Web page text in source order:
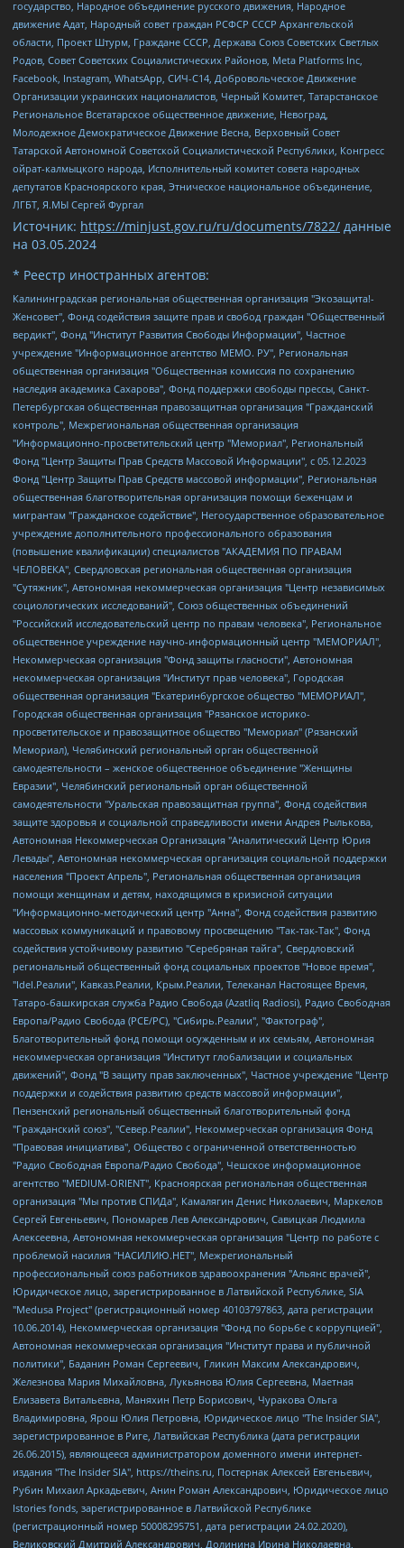
государство, Народное объединение русского движения, Народное
движение Адат, Народный совет граждан РСФСР СССР Архангельской
области, Проект Штурм, Граждане СССР, Держава Союз Советских Светлых
Родов, Совет Советских Социалистических Районов, Meta Platforms Inc,
Facebook, Instagram, WhatsApp, СИЧ-С14, Добровольческое Движение
Организации украинских националистов, Черный Комитет, Татарстанское
Региональное Всетатарское общественное движение, Невоград,
Молодежное Демократическое Движение Весна, Верховный Совет
Татарской Автономной Советской Социалистической Республики, Конгресс
ойрат-калмыцкого народа, Исполнительный комитет совета народных
депутатов Красноярского края, Этническое национальное объединение,
ЛГБТ, Я.МЫ Сергей Фургал
Источник: https://minjust.gov.ru/ru/documents/7822/ данные
на 03.05.2024
* Реестр иностранных агентов:
Калининградская региональная общественная организация "Экозащита!-Женсовет", Фонд содействия защите прав и свобод граждан "Общественный вердикт", Фонд "Институт Развития Свободы Информации", Частное учреждение "Информационное агентство МЕМО. РУ", Региональная общественная организация "Общественная комиссия по сохранению наследия академика Сахарова", Фонд поддержки свободы прессы, Санкт-Петербургская общественная правозащитная организация "Гражданский контроль", Межрегиональная общественная организация "Информационно-просветительский центр "Мемориал", Региональный Фонд "Центр Защиты Прав Средств Массовой Информации", с 05.12.2023 Фонд "Центр Защиты Прав Средств массовой информации", Региональная общественная благотворительная организация помощи беженцам и мигрантам "Гражданское содействие", Негосударственное образовательное учреждение дополнительного профессионального образования (повышение квалификации) специалистов "АКАДЕМИЯ ПО ПРАВАМ ЧЕЛОВЕКА", Свердловская региональная общественная организация "Сутяжник", Автономная некоммерческая организация "Центр независимых социологических исследований", Союз общественных объединений "Российский исследовательский центр по правам человека", Региональное общественное учреждение научно-информационный центр "МЕМОРИАЛ", Некоммерческая организация "Фонд защиты гласности", Автономная некоммерческая организация "Институт прав человека", Городская общественная организация "Екатеринбургское общество "МЕМОРИАЛ", Городская общественная организация "Рязанское историко-просветительское и правозащитное общество "Мемориал" (Рязанский Мемориал), Челябинский региональный орган общественной самодеятельности – женское общественное объединение "Женщины Евразии", Челябинский региональный орган общественной самодеятельности "Уральская правозащитная группа", Фонд содействия защите здоровья и социальной справедливости имени Андрея Рылькова, Автономная Некоммерческая Организация "Аналитический Центр Юрия Левады", Автономная некоммерческая организация социальной поддержки населения "Проект Апрель", Региональная общественная организация помощи женщинам и детям, находящимся в кризисной ситуации "Информационно-методический центр "Анна", Фонд содействия развитию массовых коммуникаций и правовому просвещению "Так-так-Так", Фонд содействия устойчивому развитию "Серебряная тайга", Свердловский региональный общественный фонд социальных проектов "Новое время", "Idel.Реалии", Кавказ.Реалии, Крым.Реалии, Телеканал Настоящее Время, Татаро-башкирская служба Радио Свобода (Azatliq Radiosi), Радио Свободная Европа/Радио Свобода (PCE/PC), "Сибирь.Реалии", "Фактограф", Благотворительный фонд помощи осужденным и их семьям, Автономная некоммерческая организация "Институт глобализации и социальных движений", Фонд "В защиту прав заключенных", Частное учреждение "Центр поддержки и содействия развитию средств массовой информации", Пензенский региональный общественный благотворительный фонд "Гражданский союз", "Север.Реалии", Некоммерческая организация Фонд "Правовая инициатива", Общество с ограниченной ответственностью "Радио Свободная Европа/Радио Свобода", Чешское информационное агентство "MEDIUM-ORIENT", Красноярская региональная общественная организация "Мы против СПИДа", Камалягин Денис Николаевич, Маркелов Сергей Евгеньевич, Пономарев Лев Александрович, Савицкая Людмила Алексеевна, Автономная некоммерческая организация "Центр по работе с проблемой насилия "НАСИЛИЮ.НЕТ", Межрегиональный профессиональный союз работников здравоохранения "Альянс врачей", Юридическое лицо, зарегистрированное в Латвийской Республике, SIA "Medusa Project" (регистрационный номер 40103797863, дата регистрации 10.06.2014), Некоммерческая организация "Фонд по борьбе с коррупцией", Автономная некоммерческая организация "Институт права и публичной политики", Баданин Роман Сергеевич, Гликин Максим Александрович, Железнова Мария Михайловна, Лукьянова Юлия Сергеевна, Маетная Елизавета Витальевна, Маняхин Петр Борисович, Чуракова Ольга Владимировна, Ярош Юлия Петровна, Юридическое лицо "The Insider SIA", зарегистрированное в Риге, Латвийская Республика (дата регистрации 26.06.2015), являющееся администратором доменного имени интернет-издания "The Insider SIA", https://theins.ru, Постернак Алексей Евгеньевич, Рубин Михаил Аркадьевич, Анин Роман Александрович, Юридическое лицо Istories fonds, зарегистрированное в Латвийской Республике (регистрационный номер 50008295751, дата регистрации 24.02.2020), Великовский Дмитрий Александрович, Долинина Ирина Николаевна, Мароховская Алеся Алексеевна, Шлейнов Роман Юрьевич, Шмагун Олеся Валентиновна, Общество с ограниченной ответственностью "Альтаир 2021", Общество с ограниченной ответственностью "Вега 2021", Общество с ограниченной ответственностью "Главный редактор 2021", Общество с ограниченной ответственностью "Ромашки монолит", Важенков Артем Валерьевич, Ивановская областная общественная организация "Центр гендерных исследований", Гурман Юрий Альбертович, Медиапроект "ОВД-Инфо", Егоров Владимир Владимирович, Жилинский Владимир Александрович, Общество с ограниченной ответственностью "ЗП", Иванова София Юрьевна, Карезина Инна Павловна, Кильтау Екатерина Викторовна, Петров Алексей Викторович, Пискунов Сергей Евгеньевич, Смирнов Сергей Сергеевич, Тихонов Михаил Сергеевич, Общество с ограниченной ответственностью "ЖУРНАЛИСТ-ИНОСТРАННЫЙ АГЕНТ", Арапова Галина Юрьевна, Вольтская Татьяна Анатольевна, Американская компания "Mason G.E.S. Anonymous Foundation" (США), являющаяся владельцем интернет-издания https://mnews.world/, Компания "Stichting Bellingcat", зарегистрированная в Нидерландах (дата регистрации 11.07.2018), Захаров Андрей Вячеславович, Клепиковская Екатерина Дмитриевна, Общество с ограниченной ответственностью "МЕМО", Перл Роман Александрович, Симонов Евгений Алексеевич, Соловьева Елена Анатольевна, Сотников Даниил Владимирович, Сурначева Елизавета Дмитриевна, Автономная некоммерческая организация по защите прав человека и информированию населения "Якутия – Наше Мнение", Общество с ограниченной ответственностью "Москоу диджитал медиа", с 26.01.2023 Общество с ограниченной ответственностью "Чайка Белые сады", Ветошкина Валерия Валерьевна, Заговора Максим Александрович, Межрегиональное общественное движение "Российская ЛГБТ - сеть", Оленичев Максим Владимирович, Павлов Иван Юрьевич, Скворцова Елена Сергеевна, Общество с ограниченной ответственностью "Как бы инагент", Кочетков Игорь Викторович, Общество с ограниченной ответственностью "Честные выборы", Еланчик Олег Александрович, Общество с ограниченной ответственностью "Нобелевский призыв", Гималова Регина Эмилевна, Григорьев Андрей Валерьевич, Григорьева Алина Александровна, Ассоциация по содействию защите прав призывников, альтернативнослужащих и военнослужащих "Правозащитная группа "Гражданин.Армия.Право", Хисамова Регина Фаритовна, Автономная некоммерческая организация по реализации социально-правовых программ "Лилит", Дальневосточное общественное движение "Маяк", Санкт-Петербургская ЛГБТ-инициативная группа "Выход", Инициативная группа ЛГБТ+ "Реверс", Алексеев Андрей Викторович, Бекбулатова Таисия Львовна, Беляев Иван Михайлович, Владыкина Елена Сергеевна, Гельман Марат Александрович, Никульшина Вероника Юрьевна, Толоконникова Надежда Андреевна, Шендерович Виктор Анатольевич, Общество с ограниченной ответственностью "Данное сообщение", Общество с ограниченной ответственностью Издательский дом "Новая глава", Айнбиндер Александра Александровна, Московский комьюнити-центр для ЛГБТ+инициатив, Благотворительный фонд развития филантропии, Deutsche Welle (Германия, Kurt-Schumacher-Strasse 3, 53113 Bonn), Борзунова Мария Михайловна, Воробьев Виктор Викторович, Голубева Анна Львовна, Константинова Алла Михайловна, Малкова Ирина Владимировна, Мурадов Мурад Абдулгалимович, Осетинская Елизавета Николаевна, Понасенков Евгений Николаевич, Ганапольский Матвей Юрьевич, Киселев Евгений Алексеевич, Борухович Ирина Григорьевна, Дремин Иван Тимофеевич, Дубровский Дмитрий Викторович, Красноярская региональная общественная организация поддержки и развития альтернативных образовательных технологий и межкультурных коммуникаций "ИНТЕРРА", Маяковская Екатерина Алексеевна, Фейгин Марк Захарович, Филимонов Андрей Викторович, Дзугкоева Регина Николаевна, Доброхотов Роман Александрович, Дудь Юрий Александрович, Елкин Сергей Владимирович, Кругликов Кирилл Игоревич, Сабунаева Мария Леонидовна, Семенов Алексей Владимирович, Шаинян Карен Багратович, Шульман Екатерина Михайловна, Асафьев Артур Валерьевич, Вахштайн Виктор Семенович, Венедиктов Алексей Алексеевич, Лушникова Екатерина Евгеньевна, Волков Леонид Михайлович, Невзоров Александр Глебович, Пархоменко Сергей Борисович, Сироткин Ярослав Николаевич, Кара-Мурза Владимир Владимирович, Баранова Наталья Владимировна, Гозман Леонид Яковлевич, Кагарлицкий Борис Юльевич, Климарев Михаил Валерьевич, Милов Владимир Станиславович, Автономная некоммерческая организация Краснодарский центр современного искусства "Типография", Моргенштерн Алишер Тагирович, Соболь Любовь Эдуардовна, Общество с ограниченной ответственностью "ЛИЗА НОРМ", Каспаров Гарри Кимович, Ходорковский Михаил Борисович, Общество с ограниченной ответственностью "Апрельские тезисы", Данилович Ирина Брониславовна, Кашин Олег Владимирович, Петров Николай Владимирович, Пивоваров Алексей Владимирович, Соколов Михаил Владимирович, Цветкова Юлия Владимировна, Чичваркин Евгений Александрович, Комитет против пыток/Команда против пыток, Общество с ограниченной ответственностью "Первый научный", Общество с ограниченной ответственностью "Вертолет и ко", Белоцерковская Вероника Борисовна, Кац Максим Евгеньевич, Лазарева Татьяна Юрьевна, Шаведдинов Руслан Табризович, Яшин Илья Валерьевич, Общество с ограниченной ответственностью "Иноагент ААВ", Алешковский Дмитрий Петрович, Альбац Евгения Марковна, Быков Дмитрий Львович, Галямина Юлия Евгеньевна, Лойко Сергей Леонидович, Мартынов Кирилл Константинович, Медведев Сергей Александрович, Крашенинников Федор Геннадиевич, Гордеева Катерина Вл